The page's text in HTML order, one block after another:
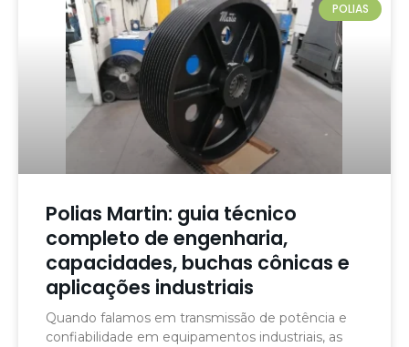
POLIAS
Polias Martin: guia técnico
completo de engenharia,
capacidades, buchas cônicas e
aplicações industriais
Quando falamos em transmissão de potência e
confiabilidade em equipamentos industriais, as